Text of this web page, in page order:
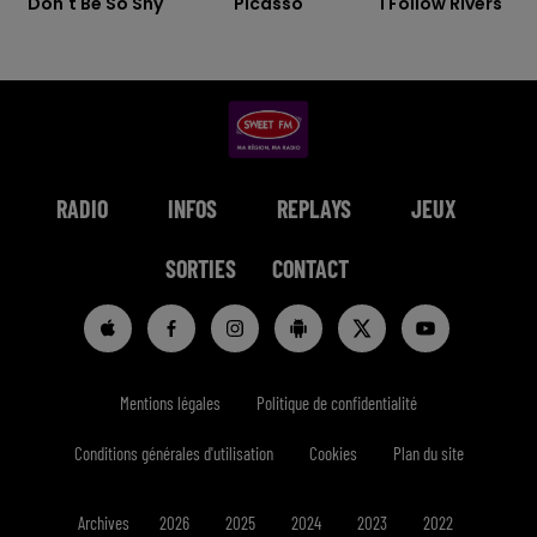
RADIO INFOS REPLAYS JEUX
SORTIES CONTACT
Mentions légales Politique de confidentialité
Conditions générales d'utilisation Cookies Plan du site
Archives 2026 2025 2024 2023 2022